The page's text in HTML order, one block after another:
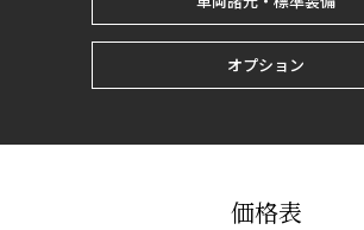
オプション
価格表